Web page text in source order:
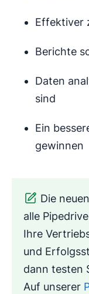
Effektiver
Berichte
Daten
sind
Ein
gewinnen
Die
alle
Ihre
und
dann testen
Auf unserer